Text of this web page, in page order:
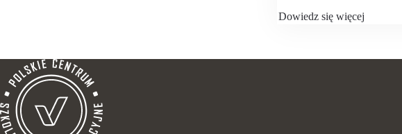
Dowiedz się więcej